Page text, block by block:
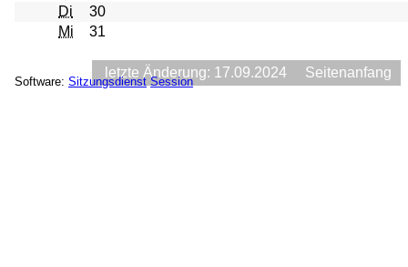
Di
30
Mi
31
letzte Änderung: 17.09.2024 Seitenanfang
Software: Sitzungsdienst Session